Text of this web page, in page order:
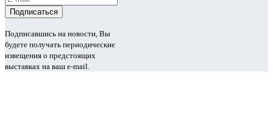
Подписавшись на новости, Вы
будете получать периодические
извещения о предстоящих
выставках на ваш e-mail.